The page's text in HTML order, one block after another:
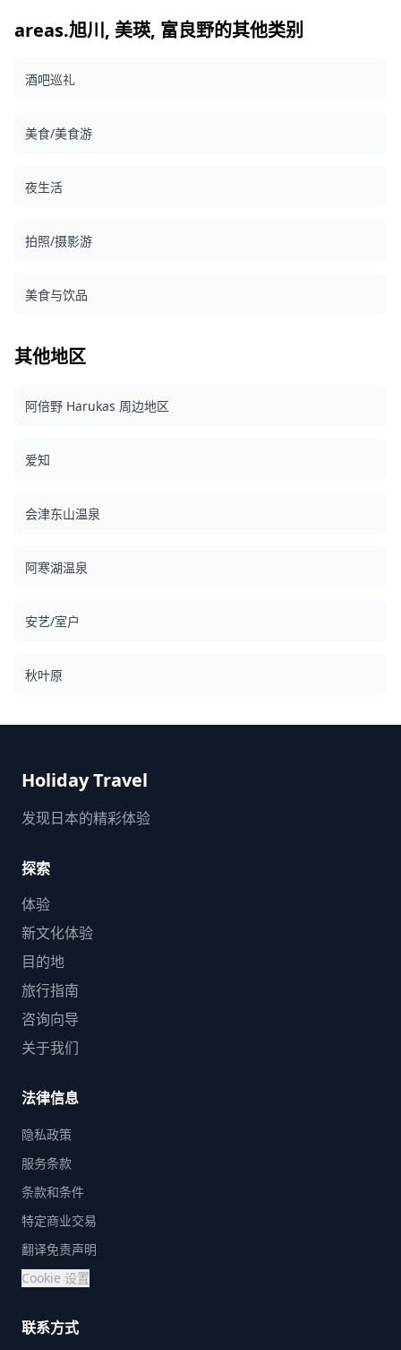
片数量可能会减少。 ・如果在预定日期前 3 天预测拍摄地点会
下雨，或者拍摄当天意外下雨，则有三个选择：（1）重新安
(https://assets.hldycdn.com/284b369b-1481-46b4-810c-
975509dca5ba.jpg)
areas.旭川, 美瑛, 富良野的其他类别
酒吧巡礼
美食/美食游
夜生活
拍照/摄影游
美食与饮品
其他地区
阿倍野 Harukas 周边地区
爱知
会津东山温泉
阿寒湖温泉
安艺/室户
秋叶原
Holiday Travel
发现日本的精彩体验
探索
体验
新文化体验
目的地
旅行指南
咨询向导
关于我们
法律信息
隐私政策
服务条款
条款和条件
特定商业交易
翻译免责声明
Cookie 设置
联系方式